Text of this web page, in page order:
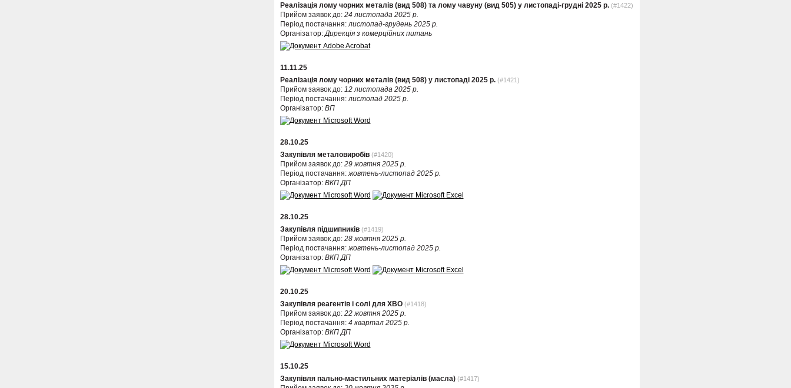
Реалізація лому чорних металів (вид 508) та лому чавуну (вид 505) у листопаді-грудні 2025 р.(#1422)
Прийом заявок до: 24 листопада 2025 р.
Період постачання:листопад-грудень 2025 р.
Організатор:Дирекція з комерційних питань
11.11.25
Реалізація лому чорних металів (вид 508) у листопаді 2025 р.(#1421)
Прийом заявок до: 12 листопада 2025 р.
Період постачання:листопад 2025 р.
Організатор: ВП
28.10.25
Закупівля металовиробів(#1420)
Прийом заявок до: 29 жовтня 2025 р.
Період постачання:жовтень-листопад 2025 р.
Організатор: ВКП ДП
28.10.25
Закупівля підшипників(#1419)
Прийом заявок до: 28 жовтня 2025 р.
Період постачання:жовтень-листопад 2025 р.
Організатор: ВКП ДП
20.10.25
Закупівля реагентів і солі для ХВО(#1418)
Прийом заявок до: 22 жовтня 2025 р.
Період постачання: 4 квартал 2025 р.
Організатор: ВКП ДП
15.10.25
Закупівля пально-мастильних матеріалів (масла)(#1417)